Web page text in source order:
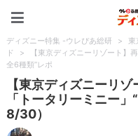
ディズニー特集 -ウレぴあ総研 > 東
ド
>
【東京ディズニーリゾート】
全6種類”レポ
【東京ディズニーリ
「トータリーミニー
8/30）